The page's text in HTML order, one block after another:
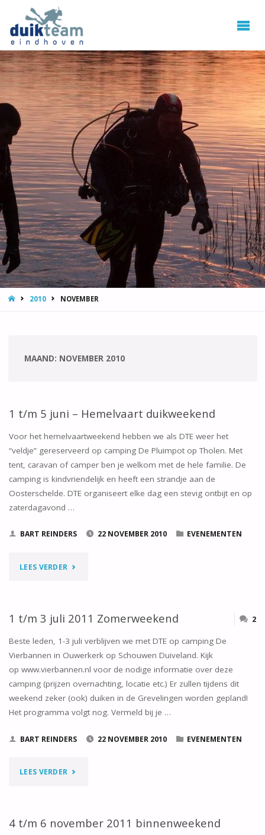
HOME2010 NOVEMBER
MAAND: NOVEMBER 2010
1 t/m 5 juni – Hemelvaart duikweekend
Voor het hemelvaartweekend hebben we als DTE weer het
“veldje” gereserveerd op camping De Pluimpot op Tholen. Met
tent, caravan of camper ben je welkom met de hele familie. De
camping is kindvriendelijk en heeft een strandje aan de
Oosterschelde. DTE organiseert elke dag een stevig ontbijt en op
zaterdagavond …
BART REINDERS 22 NOVEMBER 2010 EVENEMENTEN
LEES VERDER "1
5
JUNI
–
HEMELVAART
DUIKWEEKEND"
1 t/m 3 juli 2011 Zomerweekend 2
Beste leden, 1-3 juli verblijven we met DTE op camping De
Vierbannen in Ouwerkerk op Schouwen Duiveland. Kijk
op www.vierbannen.nl voor de nodige informatie over deze
camping (prijzen overnachting, locatie etc.) Er zullen tijdens dit
weekend zeker (ook) duiken in de Grevelingen worden gepland!
Het programma volgt nog. Vermeld bij je …
BART REINDERS 22 NOVEMBER 2010 EVENEMENTEN
LEES VERDER "1
4 t/m 6 november 2011 binnenweekend